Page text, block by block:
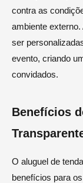
contra as
ambiente
ser
evento, criando
convidados.
Benefícios
O aluguel de
benefícios para